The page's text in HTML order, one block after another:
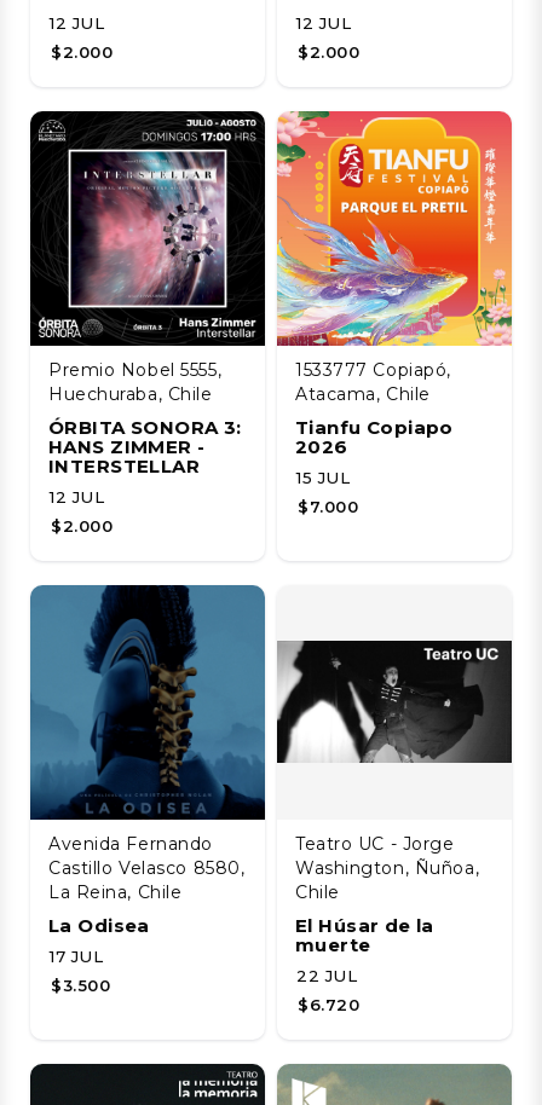
12 JUL
$2.000
12 JUL
$2.000
Premio Nobel 5555,
Huechuraba, Chile
ÓRBITA SONORA 3:
HANS ZIMMER -
INTERSTELLAR
12 JUL
$2.000
1533777 Copiapó,
Atacama, Chile
Tianfu Copiapo
2026
15 JUL
$7.000
Avenida Fernando
Castillo Velasco 8580,
La Reina, Chile
La Odisea
17 JUL
$3.500
Teatro UC - Jorge
Washington, Ñuñoa,
Chile
El Húsar de la
muerte
22 JUL
$6.720